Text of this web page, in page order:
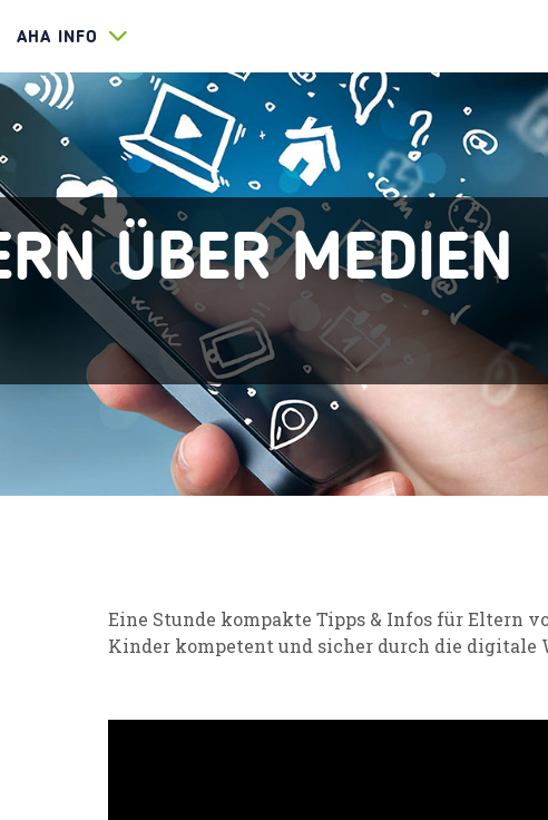
AHA INFO
ÜBER MEDIEN
Eine Stunde kompakte Tipps & Infos für Eltern
Kinder kompetent und sicher durch die digitale